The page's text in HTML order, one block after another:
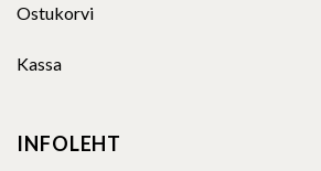
Ostukorvi
Kassa
INFOLEHT